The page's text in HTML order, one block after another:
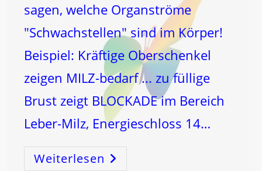
sagen, welche Organströme
"Schwachstellen" sind im Körper!
Beispiel: Kräftige Oberschenkel
zeigen MILZ-bedarf ... zu füllige
Brust zeigt BLOCKADE im Bereich
Leber-Milz, Energieschloss 14…
Weiterlesen KÖRPERformung
Beginnt